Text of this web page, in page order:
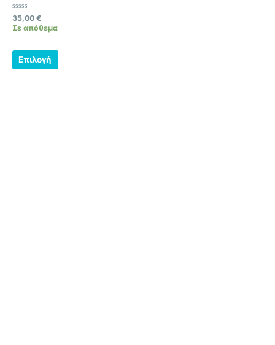
Βαθμολογήθηκε
με
0
35,00 €
Σε απόθεμα
Επιλογή
επιλεγούν